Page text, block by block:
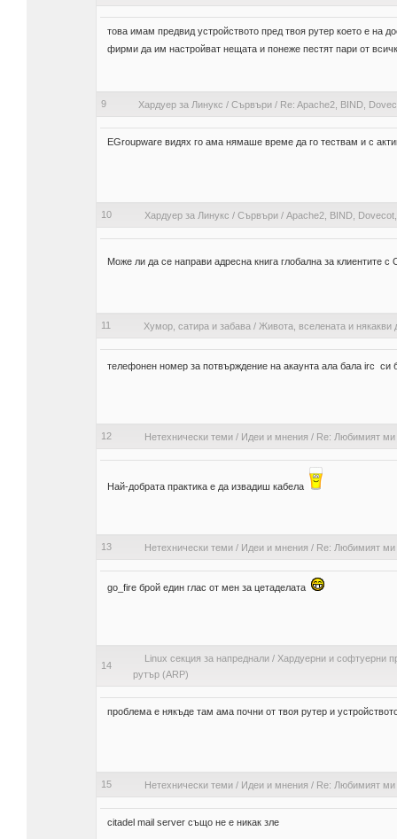
това имам предвид устройството пред твоя рутер което е на
фирми да им настройват нещата и понеже пестят пари от
9 Хардуер за Линукс / Сървъри/ Re: Apache2, BIND,
EGroupware видях го ама нямаше време да го тествам и с
10 Хардуер за Линукс / Сървъри/ Apache2, BIND,
Може ли да се направи адресна книга глобална за клиентите с
11 Хумор, сатира и забава / Живота, вселената и някакви
телефонен номер за потвърждение на акаунта ала бала irc
12 Нетехнически теми/ Идеи и мнения / Re: Любимият
Най-добрата практика е да извадиш кабела
13 Нетехнически теми/ Идеи и мнения / Re: Любимият
go_fire брой един глас от мен за цетаделата
14
Linux секция за напреднали/ Хардуерни и софтуерни
рутър (ARP)
проблема е някъде там ама почни от твоя рутер и
15 Нетехнически теми/ Идеи и мнения / Re: Любимият
citadel mail server също не е никак зле